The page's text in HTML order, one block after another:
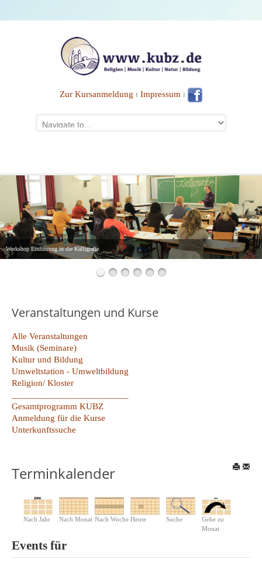
Zur Kursanmeldung ⏐ Impressum ⏐
Workshop Einführung in die Kalligrafie.
Veranstaltungen und Kurse
Alle Veranstaltungen
Musik (Seminare)
Kultur und Bildung
Umweltstation - Umweltbildung
Religion/ Kloster
Gesamtprogramm KUBZ
Anmeldung für die Kurse
Unterkunftssuche
Terminkalender
Nach Jahr Nach Monat Nach Woche Heute Suche
Gehe zu
Monat
Events für